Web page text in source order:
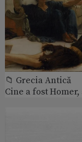
📁 Grecia Antică
Cine a fost